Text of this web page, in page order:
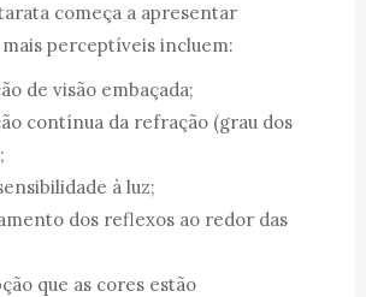
começa a apresentar
mais perceptíveis incluem:
de visão embaçada;
contínua da refração (grau dos
à luz;
dos reflexos ao redor das
que as cores estão